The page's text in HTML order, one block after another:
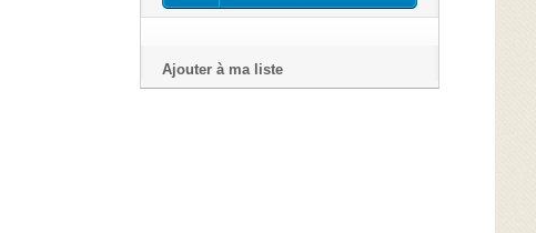
Ajouter à ma liste